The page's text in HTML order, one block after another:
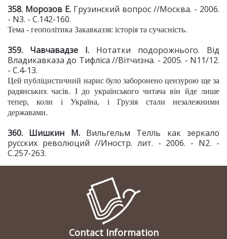
358. Морозов Е. Грузинский вопрос //Москва. - 2006.
- N3. - С.142-160.
Тема - геополітика Закавказзя: історія та сучасність.
359. Чавчавадзе І. Нотатки подорожнього. Від
Владикавказа до Тифліса //Вітчизна. - 2005. - N11/12.
- С.4-13.
Цей публіцистичний нарис було заборонено цензурою ще за
радянських часів. І до українського читача він йде лише
тепер, коли і Україна, і Грузія стали незалежними
державами.
360. Шишкин М.Вильгельм Телль как зеркало
русских революций //Иностр. лит. - 2006. - N2. -
С.257-263.
Contact Information